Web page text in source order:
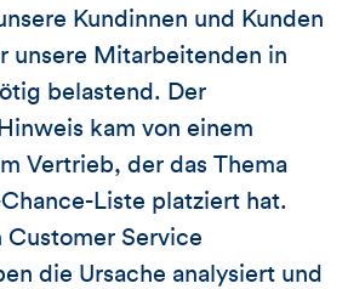
Kundinnen und Kunden
unsere Mitarbeitenden in
belastend. Der
kam von einem
Vertrieb, der das Thema
Liste platziert hat.
Customer Service
die Ursache analysiert und